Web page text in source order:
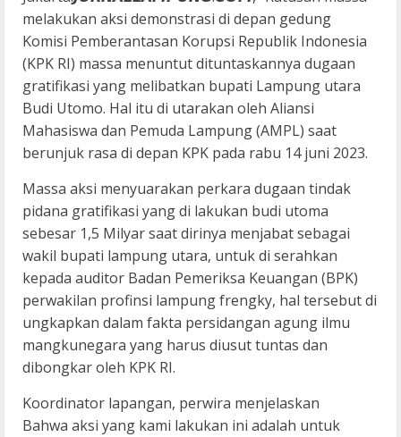
melakukan aksi demonstrasi di depan gedung
Komisi Pemberantasan Korupsi Republik Indonesia
(KPK RI) massa menuntut dituntaskannya dugaan
gratifikasi yang melibatkan bupati Lampung utara
Budi Utomo. Hal itu di utarakan oleh Aliansi
Mahasiswa dan Pemuda Lampung (AMPL) saat
berunjuk rasa di depan KPK pada rabu 14 juni 2023.
Massa aksi menyuarakan perkara dugaan tindak
pidana gratifikasi yang di lakukan budi utoma
sebesar 1,5 Milyar saat dirinya menjabat sebagai
wakil bupati lampung utara, untuk di serahkan
kepada auditor Badan Pemeriksa Keuangan (BPK)
perwakilan profinsi lampung frengky, hal tersebut di
ungkapkan dalam fakta persidangan agung ilmu
mangkunegara yang harus diusut tuntas dan
dibongkar oleh KPK RI.
Koordinator lapangan, perwira menjelaskan
Bahwa aksi yang kami lakukan ini adalah untuk